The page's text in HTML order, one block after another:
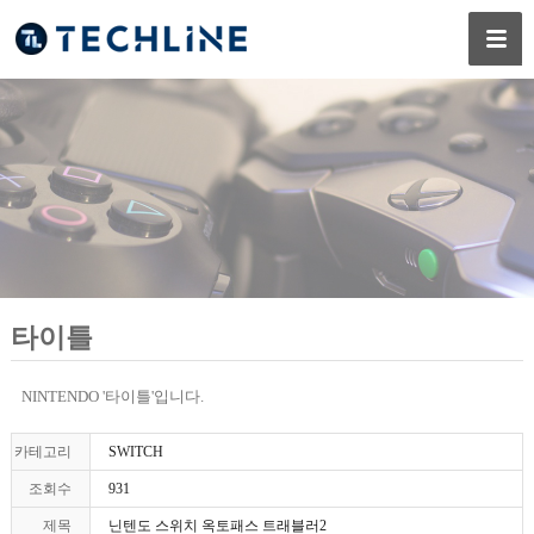
타이틀
NINTENDO '타이틀'입니다.
카테고리 SWITCH
조회수 931
제목 닌텐도 스위치 옥토패스 트래블러2